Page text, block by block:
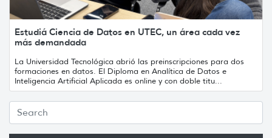
Estudiá Ciencia de Datos en UTEC, un área cada vez
más demandada
La Universidad Tecnológica abrió las preinscripciones para dos
formaciones en datos. El Diploma en Analítica de Datos e
Inteligencia Artificial Aplicada es online y con doble titu...